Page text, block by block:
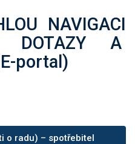
NAVIGACI
DOTAZY A
portal)
o radu) – spotřebitel